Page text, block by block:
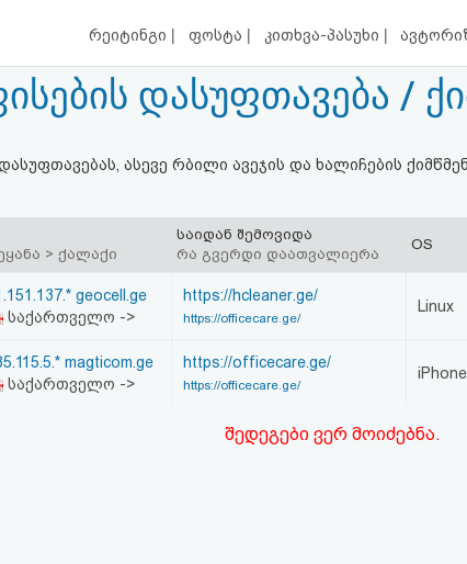
რეიტინგი | ფოსტა | კითხვა-პასუხი |
დასუფთავება /
ასევე რბილი ავეჯის და ხალიჩების
> ქალაქი
საიდან შემოვიდა
რა გვერდი დაათვალიერა
OS
geocell.ge
საქართველო ->
https://hcleaner.ge/
https://officecare.ge/
Linux
magticom.ge
საქართველო ->
https://officecare.ge/
https://officecare.ge/
iPhone
შედეგები ვერ მოიძებნა.